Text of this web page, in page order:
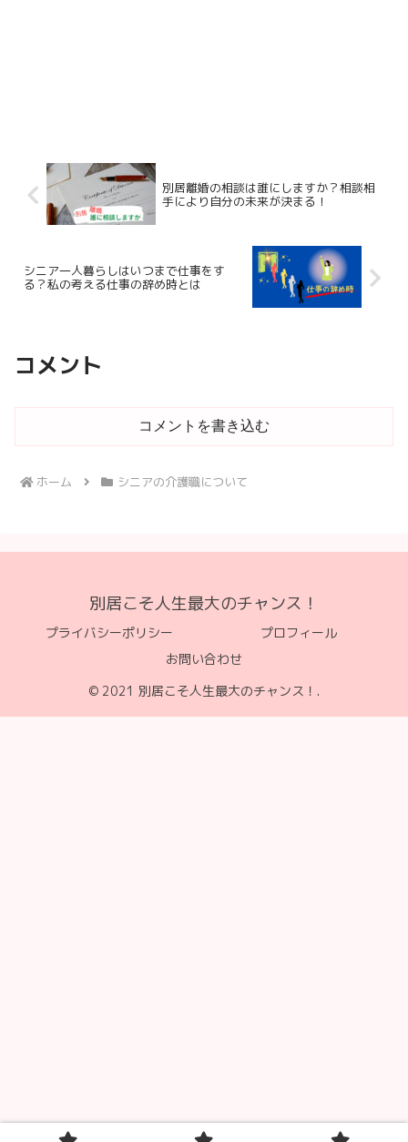
別居離婚の相談は誰にしますか？相談相
手により自分の未来が決まる！
シニア一人暮らしはいつまで仕事をす
る？私の考える仕事の辞め時とは
コメント
コメントを書き込む
ホーム シニアの介護職について
別居こそ人生最大のチャンス！
プライバシーポリシー
プロフィール
お問い合わせ
© 2021 別居こそ人生最大のチャンス！.